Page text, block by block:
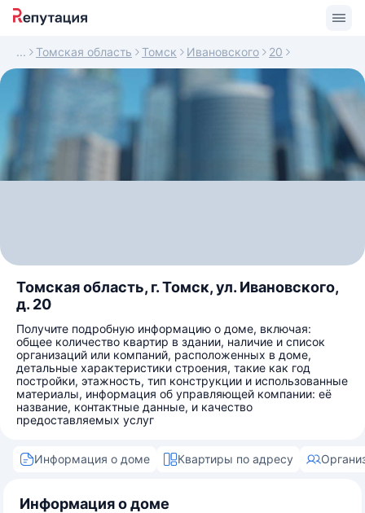
Томская область Томск Ивановского 20
Томская область, г. Томск, ул. Ивановского,
д. 20
Получите подробную информацию о доме, включая:
общее количество квартир в здании, наличие и список
организаций или компаний, расположенных в доме,
детальные характеристики строения, такие как год
постройки, этажность, тип конструкции и использованные
материалы, информация об управляющей компании: её
название, контактные данные, и качество
предоставляемых услуг
Информация о доме Квартиры по адресу
Информация о доме